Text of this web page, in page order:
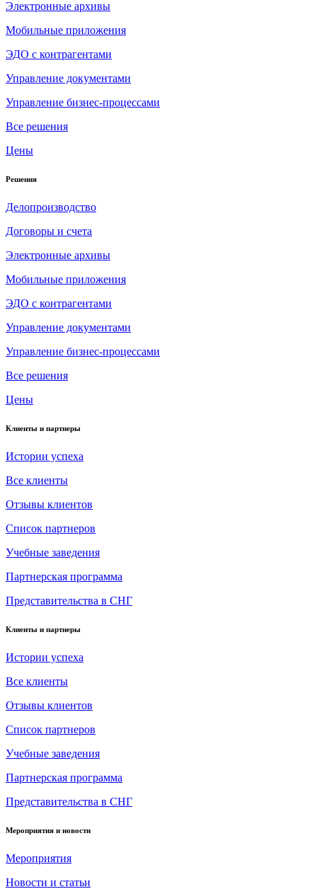
Электронные архивы
Мобильные приложения
ЭДО с контрагентами
Управление документами
Управление бизнес-процессами
Все решения
Цены
Решения
Делопроизводство
Договоры и счета
Электронные архивы
Мобильные приложения
ЭДО с контрагентами
Управление документами
Управление бизнес-процессами
Все решения
Цены
Клиенты и партнеры
Истории успеха
Все клиенты
Отзывы клиентов
Список партнеров
Учебные заведения
Партнерская программа
Представительства в СНГ
Клиенты и партнеры
Истории успеха
Все клиенты
Отзывы клиентов
Список партнеров
Учебные заведения
Партнерская программа
Представительства в СНГ
Мероприятия и новости
Мероприятия
Новости и статьи